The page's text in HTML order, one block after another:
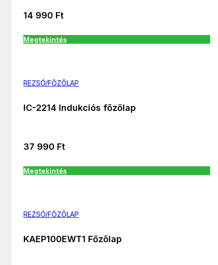
14 990 Ft
Megtekintés
REZSÓ/FŐZŐLAP
IC-2214 Indukciós főzőlap
37 990 Ft
Megtekintés
REZSÓ/FŐZŐLAP
KAEP100EWT1 Főzőlap